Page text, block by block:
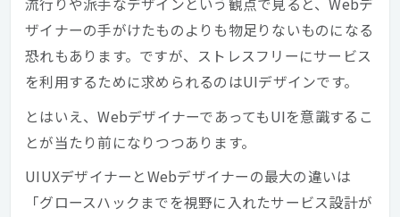
流行りや派手なデザインという観点で見ると、Webデ
ザイナーの手がけたものよりも物足りないものになる
恐れもあります。ですが、ストレスフリーにサービス
を利用するために求められるのはUIデザインです。
とはいえ、WebデザイナーであってもUIを意識するこ
とが当たり前になりつつあります。
UIUXデザイナーとWebデザイナーの最大の違いは
「グロースハックまでを視野に入れたサービス設計が